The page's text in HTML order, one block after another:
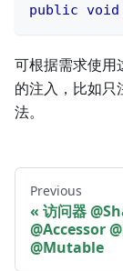
public void
可根据需求使用
的注入，比如只
法。
Previous
访问器
@Accessor
@Mutable